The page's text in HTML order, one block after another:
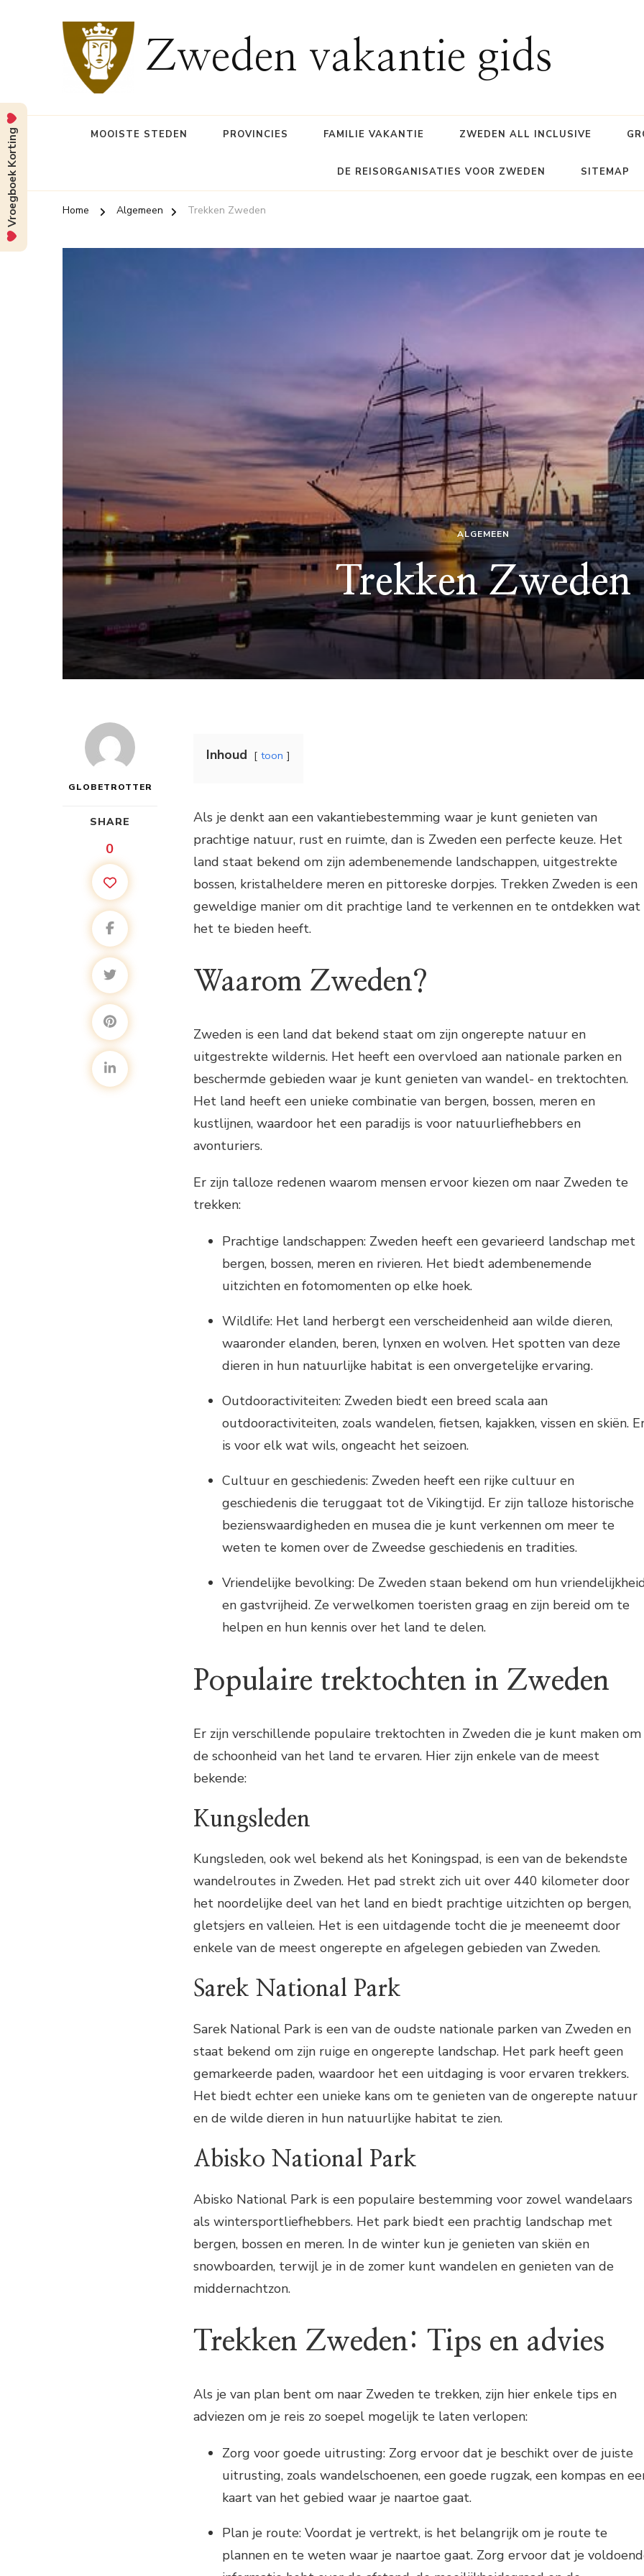
Zweden vakantie gids
MOOISTE STEDEN PROVINCIES FAMILIE VAKANTIE ZWEDEN ALL INCLUSIVE
DE REISORGANISATIES VOOR ZWEDEN SITEMAP
Home Algemeen Trekken Zweden
ALGEMEEN
Trekken Zweden
GLOBETROTTER
SHARE
0
Inhoud toon
Als je denkt aan een vakantiebestemming waar je kunt genieten van
prachtige natuur, rust en ruimte, dan is Zweden een perfecte keuze. Het
land staat bekend om zijn adembenemende landschappen, uitgestrekte
bossen, kristalheldere meren en pittoreske dorpjes. Trekken Zweden is een
geweldige manier om dit prachtige land te verkennen en te ontdekken wat
het te bieden heeft.
Waarom Zweden?
Zweden is een land dat bekend staat om zijn ongerepte natuur en
uitgestrekte wildernis. Het heeft een overvloed aan nationale parken en
beschermde gebieden waar je kunt genieten van wandel- en trektochten.
Het land heeft een unieke combinatie van bergen, bossen, meren en
kustlijnen, waardoor het een paradijs is voor natuurliefhebbers en
avonturiers.
Er zijn talloze redenen waarom mensen ervoor kiezen om naar Zweden te
trekken:
Prachtige landschappen: Zweden heeft een gevarieerd landschap met
bergen, bossen, meren en rivieren. Het biedt adembenemende
uitzichten en fotomomenten op elke hoek.
Wildlife: Het land herbergt een verscheidenheid aan wilde dieren,
waaronder elanden, beren, lynxen en wolven. Het spotten van deze
dieren in hun natuurlijke habitat is een onvergetelijke ervaring.
Outdooractiviteiten: Zweden biedt een breed scala aan
outdooractiviteiten, zoals wandelen, fietsen, kajakken, vissen en skiën.
is voor elk wat wils, ongeacht het seizoen.
Cultuur en geschiedenis: Zweden heeft een rijke cultuur en
geschiedenis die teruggaat tot de Vikingtijd. Er zijn talloze historische
bezienswaardigheden en musea die je kunt verkennen om meer te
weten te komen over de Zweedse geschiedenis en tradities.
Vriendelijke bevolking: De Zweden staan bekend om hun
en gastvrijheid. Ze verwelkomen toeristen graag en zijn bereid om te
helpen en hun kennis over het land te delen.
Populaire trektochten in Zweden
Er zijn verschillende populaire trektochten in Zweden die je kunt maken om
de schoonheid van het land te ervaren. Hier zijn enkele van de meest
bekende:
Kungsleden
Kungsleden, ook wel bekend als het Koningspad, is een van de bekendste
wandelroutes in Zweden. Het pad strekt zich uit over 440 kilometer door
het noordelijke deel van het land en biedt prachtige uitzichten op bergen,
gletsjers en valleien. Het is een uitdagende tocht die je meeneemt door
enkele van de meest ongerepte en afgelegen gebieden van Zweden.
Sarek National Park
Sarek National Park is een van de oudste nationale parken van Zweden en
staat bekend om zijn ruige en ongerepte landschap. Het park heeft geen
gemarkeerde paden, waardoor het een uitdaging is voor ervaren trekkers.
Het biedt echter een unieke kans om te genieten van de ongerepte natuur
en de wilde dieren in hun natuurlijke habitat te zien.
Abisko National Park
Abisko National Park is een populaire bestemming voor zowel wandelaars
als wintersportliefhebbers. Het park biedt een prachtig landschap met
bergen, bossen en meren. In de winter kun je genieten van skiën en
snowboarden, terwijl je in de zomer kunt wandelen en genieten van de
middernachtzon.
Trekken Zweden: Tips en advies
Als je van plan bent om naar Zweden te trekken, zijn hier enkele tips en
adviezen om je reis zo soepel mogelijk te laten verlopen:
Zorg voor goede uitrusting: Zorg ervoor dat je beschikt over de juiste
uitrusting, zoals wandelschoenen, een goede rugzak, een kompas en
kaart van het gebied waar je naartoe gaat.
Plan je route: Voordat je vertrekt, is het belangrijk om je route te
plannen en te weten waar je naartoe gaat. Zorg ervoor dat je
Vroegboek Korting